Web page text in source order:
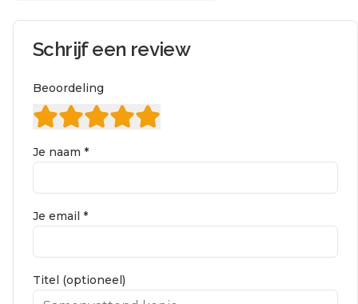
Schrijf een review
Beoordeling
Je naam *
Je email *
Titel (optioneel)